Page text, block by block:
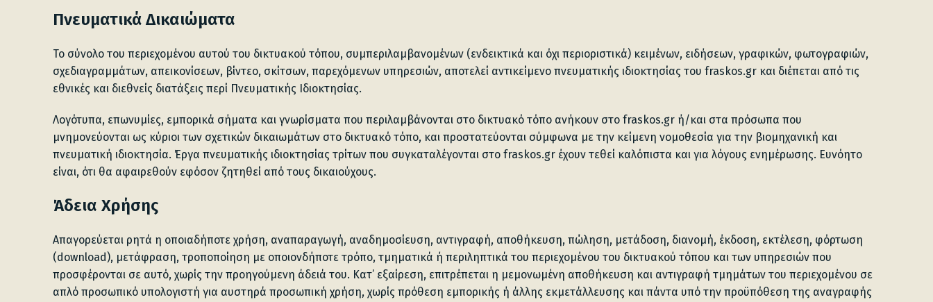
Πνευματικά Δικαιώματα
Το σύνολο του περιεχομένου αυτού του δικτυακού τόπου, συμπεριλαμβανομένων (ενδεικτικά και όχι περιοριστικά) κειμένων, ειδήσεων, γραφικών, φωτογραφιών,
σχεδιαγραμμάτων, απεικονίσεων, βίντεο, σκίτσων, παρεχόμενων υπηρεσιών, αποτελεί αντικείμενο πνευματικής ιδιοκτησίας του fraskos.gr και διέπεται από τις
εθνικές και διεθνείς διατάξεις περί Πνευματικής Ιδιοκτησίας.
Λογότυπα, επωνυμίες, εμπορικά σήματα και γνωρίσματα που περιλαμβάνονται στο δικτυακό τόπο ανήκουν στο fraskos.gr ή/και στα πρόσωπα που
μνημονεύονται ως κύριοι των σχετικών δικαιωμάτων στο δικτυακό τόπο, και προστατεύονται σύμφωνα με την κείμενη νομοθεσία για την βιομηχανική και
πνευματική ιδιοκτησία. Έργα πνευματικής ιδιοκτησίας τρίτων που συγκαταλέγονται στο fraskos.gr έχουν τεθεί καλόπιστα και για λόγους ενημέρωσης. Ευνόητο
είναι, ότι θα αφαιρεθούν εφόσον ζητηθεί από τους δικαιούχους.
Άδεια Χρήσης
Απαγορεύεται ρητά η οποιαδήποτε χρήση, αναπαραγωγή, αναδημοσίευση, αντιγραφή, αποθήκευση, πώληση, μετάδοση, διανομή, έκδοση, εκτέλεση, φόρτωση
(download), μετάφραση, τροποποίηση με οποιονδήποτε τρόπο, τμηματικά ή περιληπτικά του περιεχομένου του δικτυακού τόπου και των υπηρεσιών που
προσφέρονται σε αυτό, χωρίς την προηγούμενη άδειά του. Κατ’ εξαίρεση, επιτρέπεται η μεμονωμένη αποθήκευση και αντιγραφή τμημάτων του περιεχομένου σε
απλό προσωπικό υπολογιστή για αυστηρά προσωπική χρήση, χωρίς πρόθεση εμπορικής ή άλλης εκμετάλλευσης και πάντα υπό την προϋπόθεση της αναγραφής